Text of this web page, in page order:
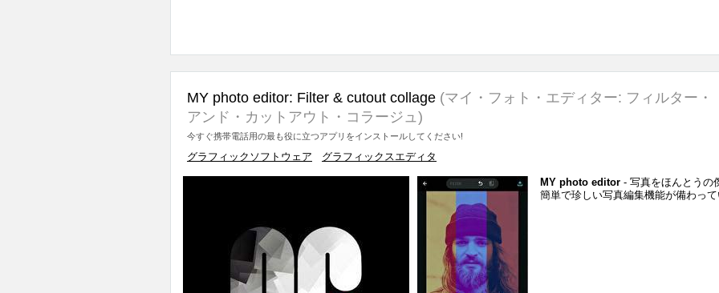
MY photo editor: Filter & cutout collage (マイ・フォト・エディター: フィルター・
アンド・カットアウト・コラージュ)
今すぐ携帯電話用の最も役に立つアプリをインストールしてください!
グラフィックソフトウェア グラフィックスエディタ
MY photo editor - 写真をほんとうの
簡単で珍しい写真編集機能が備わって